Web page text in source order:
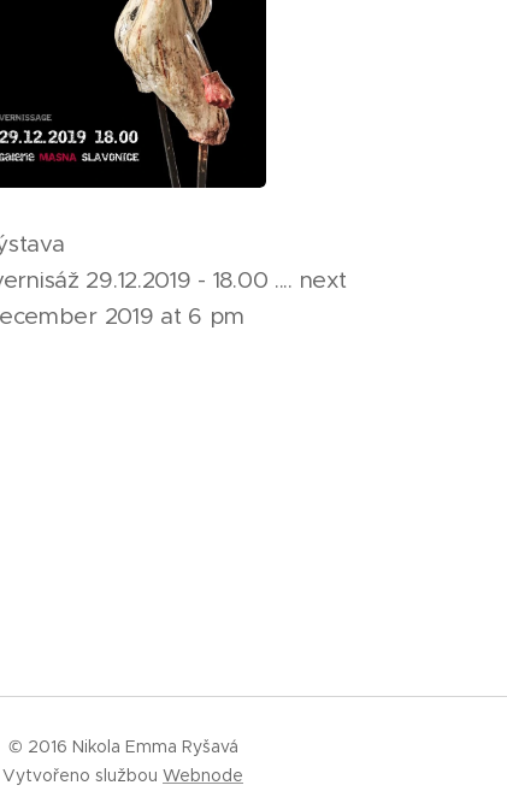
29.12.2019 - 18.00 .... next
2019 at 6 pm
© 2016 Nikola Emma Ryšavá
Vytvořeno službou Webnode